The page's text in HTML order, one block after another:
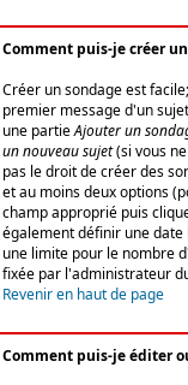
Comment puis-je créer
Créer un sondage est
premier message d'un
une partieAjouter un
un nouveau sujet(si vous
pas le droit de créer des
et au moins deux options
champ approprié puis
également définir une date
une limite pour le nombre
fixée par l'administrateur
Revenir en haut de page
Comment puis-je éditer